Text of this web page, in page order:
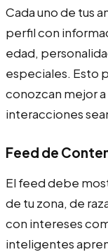
Cada uno de tus
perfil con
edad,
especiales. Esto
conozcan mejor
interacciones
Feed de
El feed debe
de tu zona, de
con intereses
inteligentes